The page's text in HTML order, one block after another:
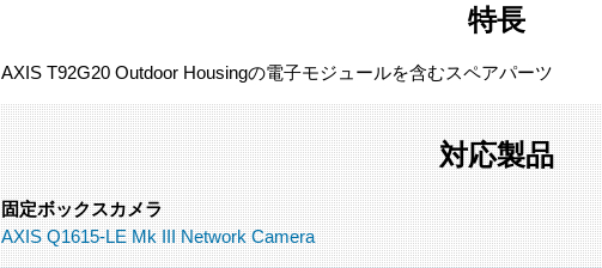
特長
AXIS T92G20 Outdoor Housingの電子モジュールを含むスペアパーツ
対応製品
固定ボックスカメラ
AXIS Q1615-LE Mk III Network Camera